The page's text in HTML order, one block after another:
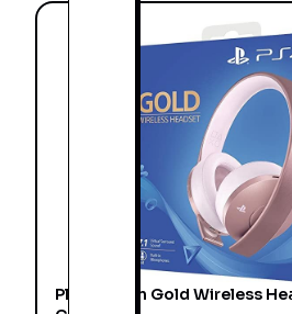
PlayStation Gold Wireless